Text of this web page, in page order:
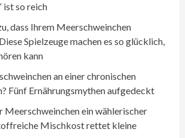
ist so reich
dass Ihrem Meerschweinchen
Spielzeuge machen es so glücklich,
kann
an einer chronischen
Fünf Ernährungsmythen aufgedeckt
Meerschweinchen ein wählerischer
Mischkost rettet kleine